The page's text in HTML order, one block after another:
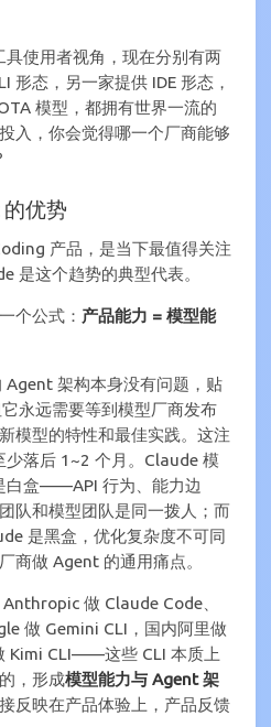
使用者视角，现在分别有两
形态，另一家提供 IDE 形态，
模型，都拥有世界一流的
入，你会觉得哪一个厂商能够
优势
产品，是当下最值得关注
是这个趋势的典型代表。
个公式： 产品能力 = 模型能
Agent 架构本身没有问题，贴
永远需要等到模型厂商发布
模型的特性和最佳实践。这注
落后 1~2 个月。Claude 模
白盒——API 行为、能力边
队和模型团队是同一拨人；而
是黑盒，优化复杂度不可同
商做 Agent 的通用痛点。
做 Claude Code、
做 Gemini CLI，国内阿里做
Kimi CLI——这些 CLI 本质上
，形成模型能力与 Agent 架
反映在产品体验上，产品反馈